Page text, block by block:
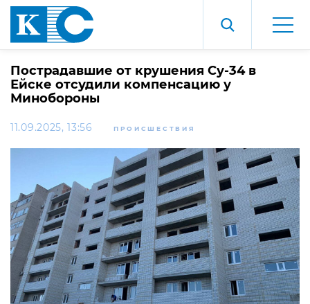
Пострадавшие от крушения Су-34 в
Ейске отсудили компенсацию у
Минобороны
11.09.2025, 13:56 ПРОИСШЕСТВИЯ